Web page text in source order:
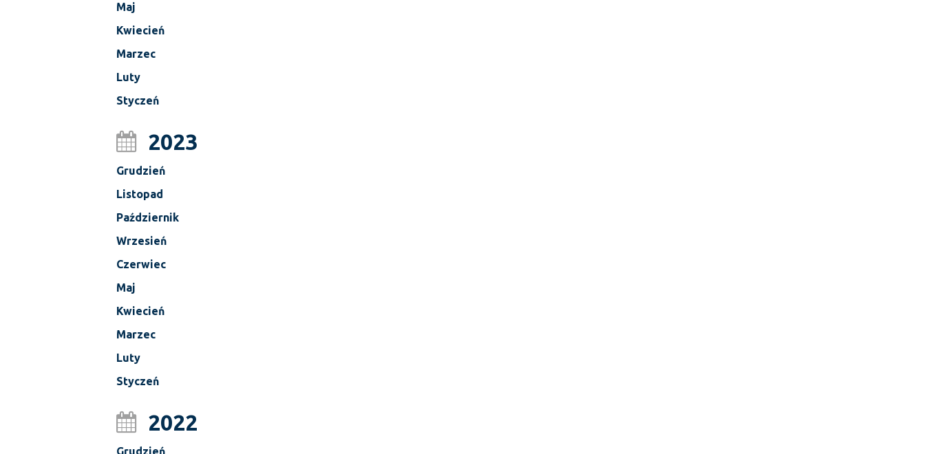
Maj
Kwiecień
Marzec
Luty
Styczeń
2023
Grudzień
Listopad
Październik
Wrzesień
Czerwiec
Maj
Kwiecień
Marzec
Luty
Styczeń
2022
Grudzień